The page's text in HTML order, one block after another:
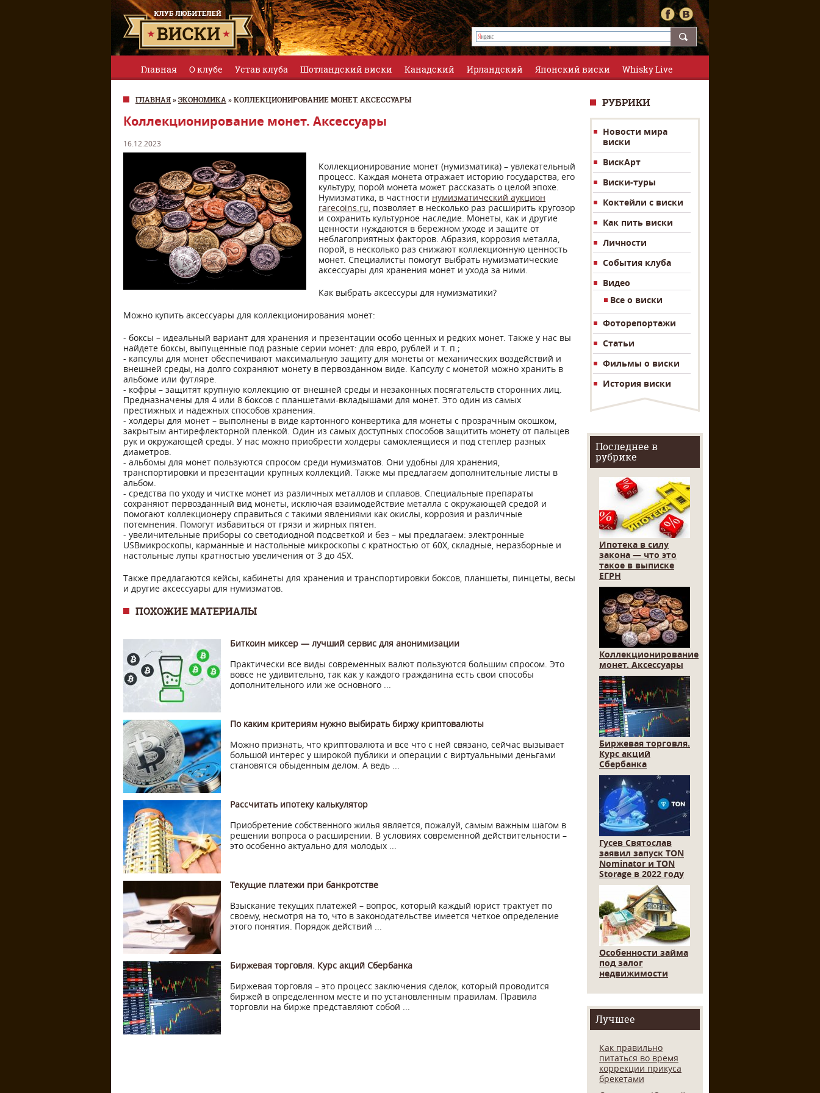
Главная О клубе Устав клуба Шотландский виски Канадский Ирландский Японский виски Whisky Live
ГЛАВНАЯ»ЭКОНОМИКА»КОЛЛЕКЦИОНИРОВАНИЕ МОНЕТ. АКСЕССУАРЫ
Коллекционирование монет. Аксессуары
16.12.2023
Коллекционирование монет (нумизматика) – увлекательный
процесс. Каждая монета отражает историю государства, его
культуру, порой монета может рассказать о целой эпохе.
Нумизматика, в частности нумизматический аукцион
rarecoins.ru, позволяет в несколько раз расширить кругозор
и сохранить культурное наследие. Монеты, как и другие
ценности нуждаются в бережном уходе и защите от
неблагоприятных факторов. Абразия, коррозия металла,
порой, в несколько раз снижают коллекционную ценность
монет. Специалисты помогут выбрать нумизматические
аксессуары для хранения монет и ухода за ними.
Как выбрать аксессуры для нумизматики?
Можно купить аксессуары для коллекционирования монет:
- боксы – идеальный вариант для хранения и презентации особо ценных и редких монет. Также у нас вы
найдете боксы, выпущенные под разные серии монет: для евро, рублей и т. п.;
- капсулы для монет обеспечивают максимальную защиту для монеты от механических воздействий и
внешней среды, на долго сохраняют монету в первозданном виде. Капсулу с монетой можно хранить в
альбоме или футляре.
- кофры – защитят крупную коллекцию от внешней среды и незаконных посягательств сторонних лиц.
Предназначены для 4 или 8 боксов с планшетами-вкладышами для монет. Это один из самых
престижных и надежных способов хранения.
- холдеры для монет – выполнены в виде картонного конвертика для монеты с прозрачным окошком,
закрытым антирефлекторной пленкой. Один из самых доступных способов защитить монету от пальцев
рук и окружающей среды. У нас можно приобрести холдеры самоклеящиеся и под степлер разных
диаметров.
- альбомы для монет пользуются спросом среди нумизматов. Они удобны для хранения,
транспортировки и презентации крупных коллекций. Также мы предлагаем дополнительные листы в
альбом.
- средства по уходу и чистке монет из различных металлов и сплавов. Специальные препараты
сохраняют первозданный вид монеты, исключая взаимодействие металла с окружающей средой и
помогают коллекционеру справиться с такими явлениями как окислы, коррозия и различные
потемнения. Помогут избавиться от грязи и жирных пятен.
- увеличительные приборы со светодиодной подсветкой и без – мы предлагаем: электронные
USBмикроскопы, карманные и настольные микроскопы с кратностью от 60Х, складные, неразборные и
настольные лупы кратностью увеличения от 3 до 45Х.
Также предлагаются кейсы, кабинеты для хранения и транспортировки боксов, планшеты, пинцеты, весы
и другие аксессуары для нумизматов.
ПОХОЖИЕ МАТЕРИАЛЫ
Биткоин миксер — лучший сервис для анонимизации
Практически все виды современных валют пользуются большим спросом. Это
вовсе не удивительно, так как у каждого гражданина есть свои способы
дополнительного или же основного ...
По каким критериям нужно выбирать биржу криптовалюты
Можно признать, что криптовалюта и все что с ней связано, сейчас вызывает
большой интерес у широкой публики и операции с виртуальными деньгами
становятся обыденным делом. А ведь ...
Рассчитать ипотеку калькулятор
Приобретение собственного жилья является, пожалуй, самым важным шагом в
решении вопроса о расширении. В условиях современной действительности –
это особенно актуально для молодых ...
Текущие платежи при банкротстве
Взыскание текущих платежей – вопрос, который каждый юрист трактует по
своему, несмотря на то, что в законодательстве имеется четкое определение
этого понятия. Порядок действий ...
Биржевая торговля. Курс акций Сбербанка
Биржевая торговля – это процесс заключения сделок, который проводится
биржей в определенном месте и по установленным правилам. Правила
торговли на бирже представляют собой ...
РУБРИКИ
Новости мира
виски
ВискАрт
Виски-туры
Коктейли с виски
Как пить виски
Личности
События клуба
Видео
Все о виски
Фоторепортажи
Статьи
Фильмы о виски
История виски
Последнее в
рубрике
Ипотека в силу
закона — что это
такое в выписке
ЕГРН
Коллекционирование
монет. Аксессуары
Биржевая торговля.
Курс акций
Сбербанка
Гусев Святослав
заявил запуск TON
Nominator и TON
Storage в 2022 году
Особенности займа
под залог
недвижимости
Лучшее
Как правильно
питаться во время
коррекции прикуса
брекетами